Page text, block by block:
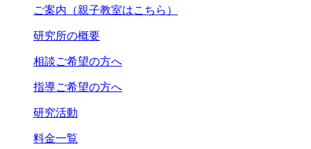
ご案内（親子教室はこちら）
研究所の概要
相談ご希望の方へ
指導ご希望の方へ
研究活動
料金一覧